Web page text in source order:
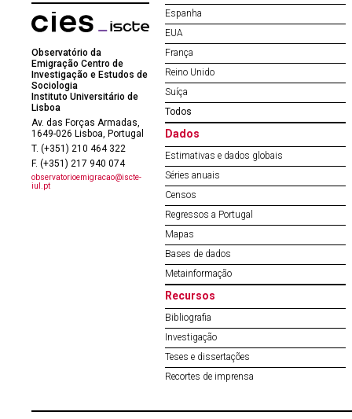
Observatório da
Emigração Centro de
Investigação e Estudos de
Sociologia
Instituto Universitário de
Lisboa
Av. das Forças Armadas,
1649-026 Lisboa, Portugal
T. (+351) 210 464 322
F. (+351) 217 940 074
observatorioemigracao@iscte-
iul.pt
Espanha
EUA
França
Reino Unido
Suíça
Todos
Dados
Estimativas e dados globais
Séries anuais
Censos
Regressos a Portugal
Mapas
Bases de dados
Metainformação
Recursos
Bibliografia
Investigação
Teses e dissertações
Recortes de imprensa